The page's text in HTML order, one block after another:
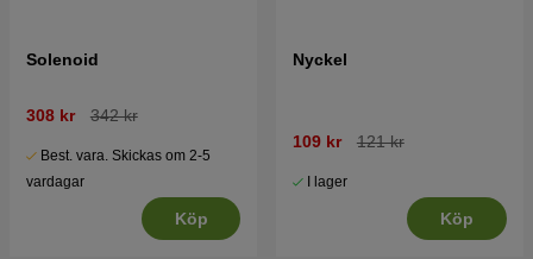
Solenoid
308 kr 342 kr
Best. vara. Skickas om 2-5
vardagar
Köp
Nyckel
109 kr 121 kr
I lager
Köp